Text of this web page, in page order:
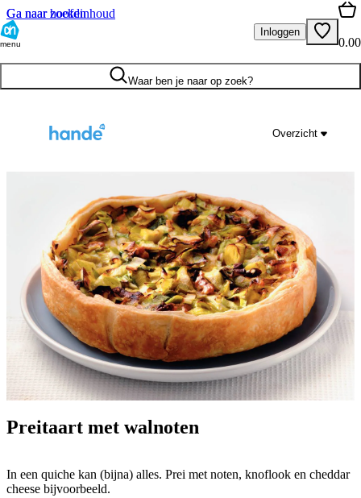
Ga naar hoofdinhoud
Ga naar zoeken
menu
Inloggen
0.00
Waar ben je naar op zoek?
Overzicht
Preitaart met walnoten
In een quiche kan (bijna) alles. Prei met noten, knoflook en cheddar
cheese bijvoorbeeld.